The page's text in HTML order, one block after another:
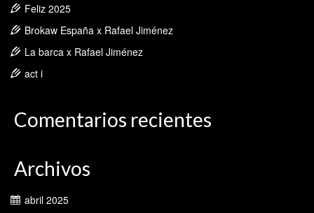
Feliz 2025
Brokaw España x Rafael Jiménez
La barca x Rafael Jiménez
act i
Comentarios recientes
Archivos
abril 2025